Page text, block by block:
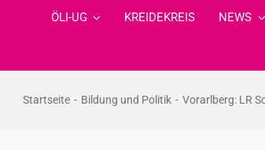
ÖLI-UG KREIDEKREIS NEWS
Startseite Bildung und Politik Vorarlberg: LR